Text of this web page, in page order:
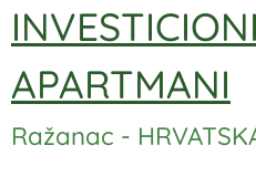
INVESTICIONI
APARTMANI
Ražanac -